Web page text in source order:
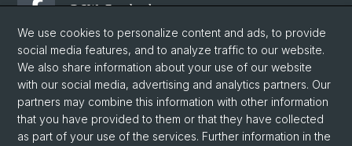
DGW: Facebook
Newsletter
© University of Basel
Faculty of Humanities and Social Sciences
We use cookies to personalize content and ads, to provide
social media features, and to analyze traffic to our website.
We also share information about your use of our website
with our social media, advertising and analytics partners. Our
partners may combine this information with other information
that you have provided to them or that they have collected
as part of your use of the services. Further information in the